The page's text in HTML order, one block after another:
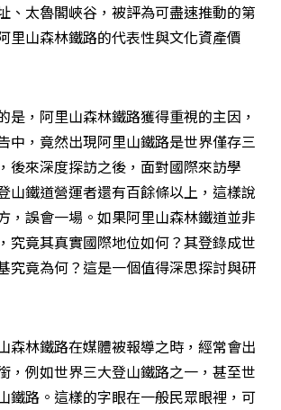
、太魯閣峽谷，被評為可盡速推動的第
里山森林鐵路的代表性與文化資產價
是，阿里山森林鐵路獲得重視的主因，
中，竟然出現阿里山鐵路是世界僅存三
後來深度探訪之後，面對國際來訪學
山鐵道營運者還有百餘條以上，這樣說
，誤會一場。如果阿里山森林鐵道並非
究竟其真實國際地位如何？其登錄成世
究竟為何？這是一個值得深思探討與研
森林鐵路在媒體被報導之時，經常會出
，例如世界三大登山鐵路之一，甚至世
鐵路。這樣的字眼在一般民眾眼裡，可